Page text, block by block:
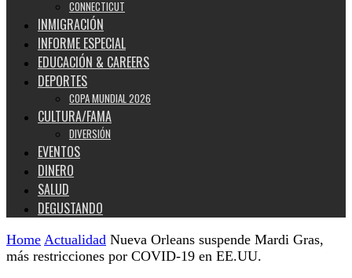
CONNECTICUT
INMIGRACIÓN
INFORME ESPECIAL
EDUCACIÓN & CAREERS
DEPORTES
COPA MUNDIAL 2026
CULTURA/FAMA
DIVERSIÓN
EVENTOS
DINERO
SALUD
DEGUSTANDO
Home Actualidad Nueva Orleans suspende Mardi Gras,
más restricciones por COVID-19 en EE.UU.